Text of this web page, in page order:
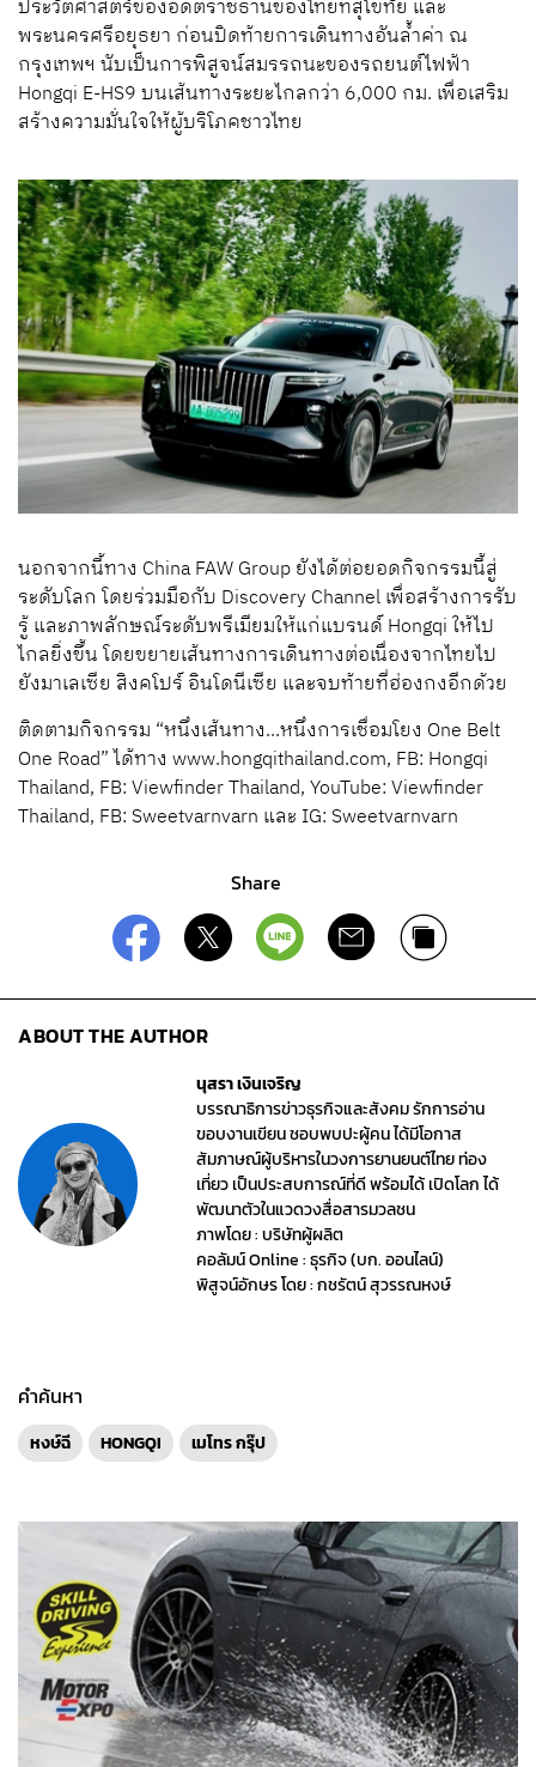
ประวัติศาสตร์ของอดีตราชธานีของไทยที่สุโขทัย และ
พระนครศรีอยุธยา ก่อนปิดท้ายการเดินทางอันล้ำค่า ณ
กรุงเทพฯ นับเป็นการพิสูจน์สมรรถนะของรถยนต์ไฟฟ้า
Hongqi E-HS9 บนเส้นทางระยะไกลกว่า 6,000 กม. เพื่อเสริม
สร้างความมั่นใจให้ผู้บริโภคชาวไทย
นอกจากนี้ทาง China FAW Group ยังได้ต่อยอดกิจกรรมนี้สู่
ระดับโลก โดยร่วมมือกับ Discovery Channel เพื่อสร้างการรับ
รู้ และภาพลักษณ์ระดับพรีเมียมให้แก่แบรนด์ Hongqi ให้ไป
ไกลยิ่งขึ้น โดยขยายเส้นทางการเดินทางต่อเนื่องจากไทยไป
ยังมาเลเซีย สิงคโปร์ อินโดนีเซีย และจบท้ายที่ฮ่องกงอีกด้วย
ติดตามกิจกรรม “หนึ่งเส้นทาง...หนึ่งการเชื่อมโยง One Belt
One Road” ได้ทาง www.hongqithailand.com, FB: Hongqi
Thailand, FB: Viewfinder Thailand, YouTube: Viewfinder
Thailand, FB: Sweetvarnvarn และ IG: Sweetvarnvarn
Share
ABOUT THE AUTHOR
นุสรา เงินเจริญ
บรรณาธิการข่าวธุรกิจและสังคม รักการอ่าน
ขอบงานเขียน ชอบพบปะผู้คน ได้มีโอกาส
สัมภาษณ์ผู้บริหารในวงการยานยนต์ไทย ท่อง
เที่ยว เป็นประสบการณ์ที่ดี พร้อมได้ เปิดโลก ได้
พัฒนาตัวในแวดวงสื่อสารมวลชน
ภาพโดย : บริษัทผู้ผลิต
คอลัมน์ Online : ธุรกิจ (บก. ออนไลน์)
พิสูจน์อักษร โดย : กชรัตน์ สุวรรณหงษ์
คำค้นหา
หงษ์ฉี HONGQI เมโทร กรุ๊ป